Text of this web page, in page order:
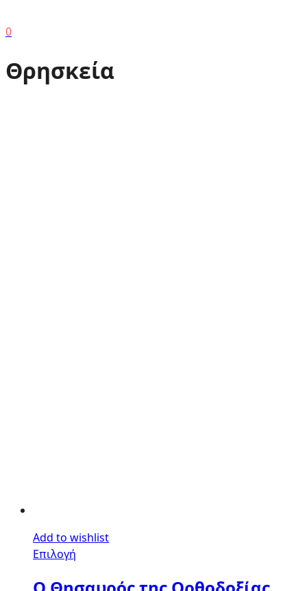
0
Θρησκεία
Add to wishlist
Επιλογή